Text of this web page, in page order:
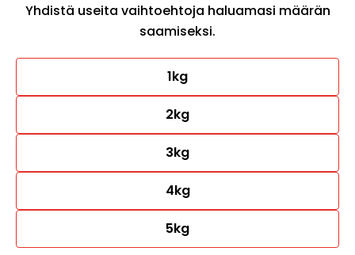
Yhdistä useita vaihtoehtoja haluamasi määrän
saamiseksi.
1kg
2kg
3kg
4kg
5kg